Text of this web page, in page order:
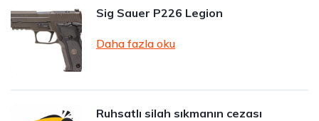
Sig Sauer P226 Legion
Daha fazla oku
Ruhsatlı silah sıkmanın cezası